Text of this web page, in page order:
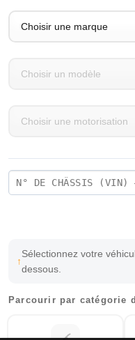
Sélectionnez votre
dessous.
Parcourir par catégorie